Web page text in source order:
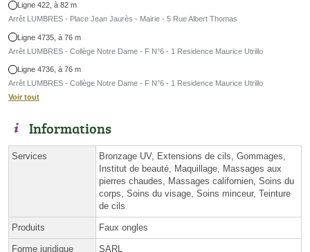
Ligne 422, à 82 m
Arrêt LUMBRES - Place Jean Jaurès - Mairie - 5 Rue Albert Thomas
Ligne 4735, à 76 m
Arrêt LUMBRES - Collège Notre Dame - F N°6 - 1 Residence Maurice Utrillo
Ligne 4736, à 76 m
Arrêt LUMBRES - Collège Notre Dame - F N°6 - 1 Residence Maurice Utrillo
Voir tout
Informations
Services
Bronzage UV, Extensions de cils, Gommages,
Institut de beauté, Maquillage, Massages aux
pierres chaudes, Massages californien, Soins du
corps, Soins du visage, Soins minceur, Teinture
de cils
Produits Faux ongles
Forme juridique SARL